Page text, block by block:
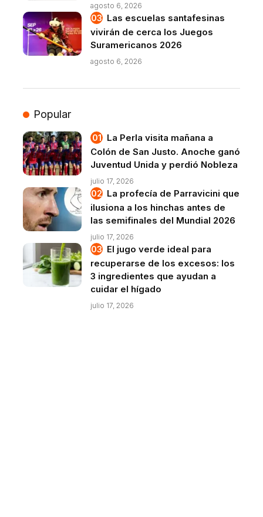
agosto 6, 2026
Las escuelas santafesinas
vivirán de cerca los Juegos
Suramericanos 2026
agosto 6, 2026
Popular
La Perla visita mañana a
Colón de San Justo. Anoche ganó
Juventud Unida y perdió Nobleza
julio 17, 2026
La profecía de Parravicini que
ilusiona a los hinchas antes de
las semifinales del Mundial 2026
julio 17, 2026
El jugo verde ideal para
recuperarse de los excesos: los
3 ingredientes que ayudan a
cuidar el hígado
julio 17, 2026